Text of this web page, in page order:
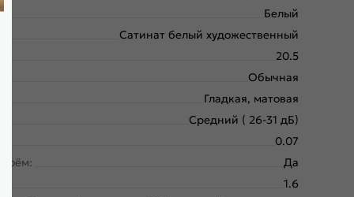
Белый
Сатинат белый художественный
20.5
Обычная
Гладкая, матовая
Средний ( 26-31 дБ)
0.07
Да
1.6